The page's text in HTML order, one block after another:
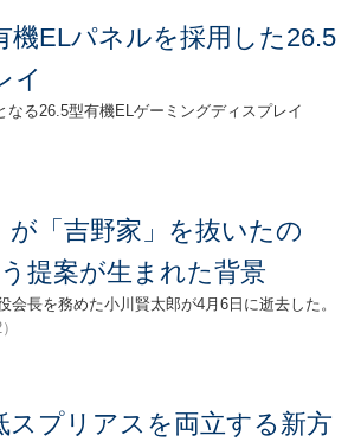
機ELパネルを採用した26.5
イ
る26.5型有機ELゲーミングディスプレイ
「吉野家」を抜いたの
提案が生まれた背景
長を務めた小川賢太郎が4月6日に逝去した。
プリアスを両立する新方